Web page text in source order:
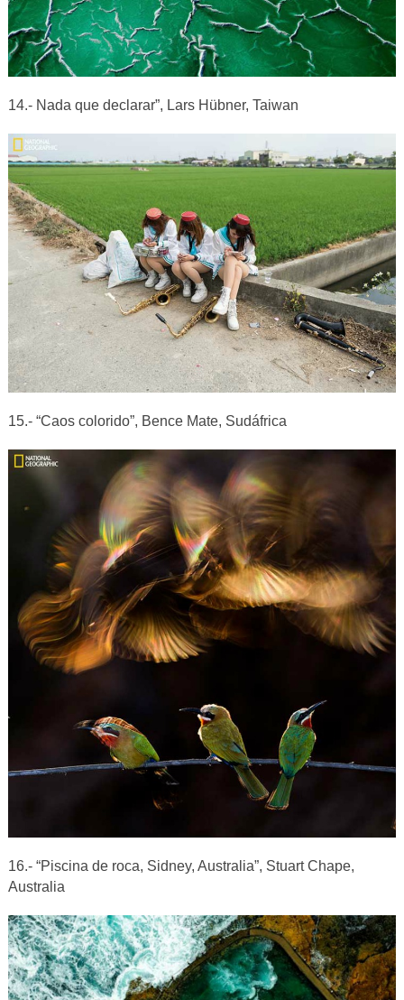
14.- Nada que declarar”, Lars Hübner, Taiwan
15.- “Caos colorido”, Bence Mate, Sudáfrica
16.- “Piscina de roca, Sidney, Australia”, Stuart Chape,
Australia